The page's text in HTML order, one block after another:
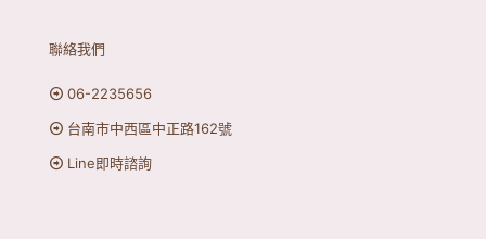
聯絡我們
06-2235656
台南市中西區中正路162號
Line即時諮詢